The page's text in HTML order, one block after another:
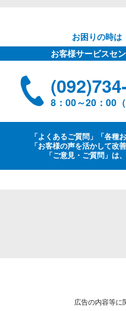
お困りの時は
お客様サービスセ
8：00～20：00（
「よくあるご質問」「各種
「お客様の声を活かして改
「ご意見・ご質問」は
広告の内容等に